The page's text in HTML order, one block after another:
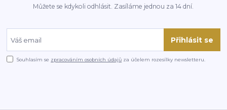
Můžete se kdykoli odhlásit. Zasíláme jednou za 14 dní.
Přihlásit se
Souhlasím se zpracováním osobních údajů za účelem rozesílky newsletteru.